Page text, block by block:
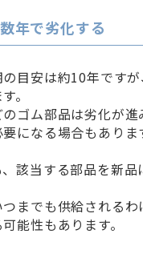
年で劣化する
の目安は約10年です
。
ゴム部品は劣化が進
になる場合もありま
該当する部品を新品
までも供給されるわ
能性もあります。